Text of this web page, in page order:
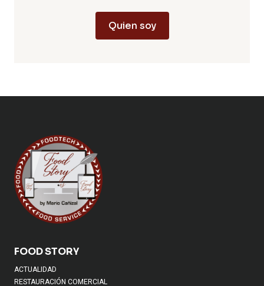
Quien soy
FOOD STORY
ACTUALIDAD
RESTAURACIÓN COMERCIAL